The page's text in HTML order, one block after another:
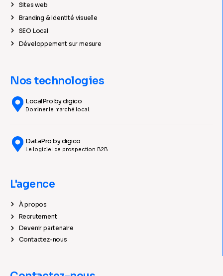
Sites web
Branding & Identité visuelle
SEO Local
Développement sur mesure
Nos technologies
LocalPro by digico
Dominer le marché local.
DataPro by digico
Le logiciel de prospection B2B
L'agence
À propos
Recrutement
Devenir partenaire
Contactez-nous